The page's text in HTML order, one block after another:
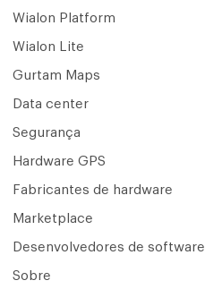
Wialon Platform
Wialon Lite
Gurtam Maps
Data center
Segurança
Hardware GPS
Fabricantes de hardware
Marketplace
Desenvolvedores de software
Sobre